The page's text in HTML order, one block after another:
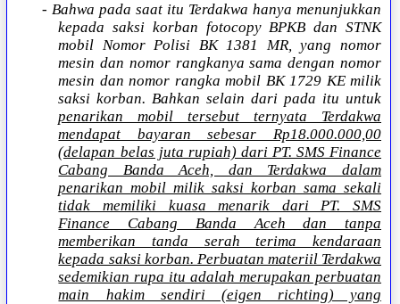
- Bahwa pada saat itu Terdakwa hanya menunjukkan
kepada saksi korban fotocopy BPKB dan STNK
mobil Nomor Polisi BK 1381 MR, yang nomor
mesin dan nomor rangkanya sama dengan nomor
mesin dan nomor rangka mobil BK 1729 KE milik
saksi korban. Bahkan selain dari pada itu untuk
penarikan mobil tersebut ternyata Terdakwa
mendapat bayaran sebesar Rp18.000.000,00
(delapan belas juta rupiah) dari PT. SMS Finance
Cabang Banda Aceh, dan Terdakwa dalam
penarikan mobil milik saksi korban sama sekali
tidak memiliki kuasa menarik dari PT. SMS
Finance Cabang Banda Aceh dan tanpa
memberikan tanda serah terima kendaraan
kepada saksi korban. Perbuatan materiil Terdakwa
sedemikian rupa itu adalah merupakan perbuatan
main hakim sendiri (eigen richting) yang